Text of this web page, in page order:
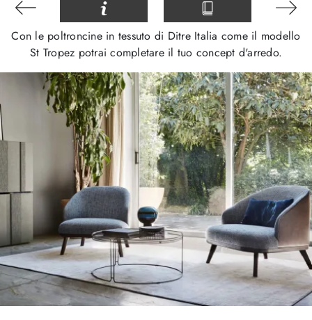
Con le poltroncine in tessuto di Ditre Italia come il modello
St Tropez potrai completare il tuo concept d'arredo.